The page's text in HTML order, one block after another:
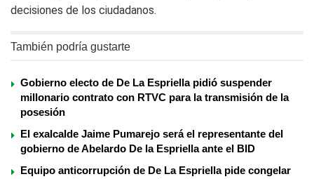
decisiones de los ciudadanos.
También podría gustarte
Gobierno electo de De La Espriella pidió suspender
millonario contrato con RTVC para la transmisión de la
posesión
El exalcalde Jaime Pumarejo será el representante del
gobierno de Abelardo De la Espriella ante el BID
Equipo anticorrupción de De La Espriella pide congelar